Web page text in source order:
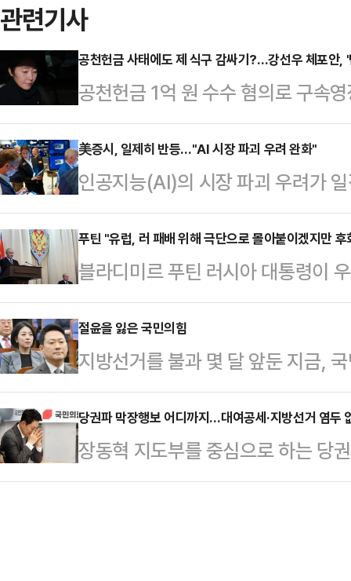
관련기사
공천헌금 사태에도 제 식구 감싸기?…강선우 체포안,
공천헌금 1억 원 수수 혐의로 구속
체포동의안이 가결됐다. 탈당했지
을 감안하면 사실상 여당도 등을
서 발생한 것으로 추측되면서, '제
결을 염두에 둔 동정표가 생각보다
의를 열어 강 의원에 대한 체포동
263명 출석에 찬성 164명, 반대
체포…
美증시, 일제히 반등…"AI 시장 파괴 우려 완화"
인공지능(AI)의 시장 파괴 우려가
성공했다.뉴욕타임스(NYT)에 따
산업평균지수는 24일(현지시간)
른 4만 9174.81에 장을 마쳤다. 대
500지수는 52.36 포인트(0.77%)
닥 종합지수는 236.41(1.04%)포
마감했다.이날 미국 반도체 회사
푸틴 "유럽, 러 패배 위해 극단으로 몰아붙이겠지만 후
블라디미르 푸틴 러시아 대통령이
간) “러시아 패배를 원하는 진영은
타스통신에 따르면 푸틴 대통령은
연설을 통해 “그들은 러시아에 전
원하지만 결국엔 실패할 것”이라며
회할 것”이라고 말했다.그는 영국
려 한다는 러 대외정보국(SVR)의
다른 수단을 동원하려고…
절윤을 잃은 국민의힘
지방선거를 불과 몇 달 앞둔 지금,
다 강성 지지층의 눈치를 먼저 보는
론조사에서도 여당이 40% 안팎의
중반에 머무는 구도가 고착화되고
결과가 반복되고 있다.​​정치는 결국
당권파 막장행보 어디까지…대여공세·지방선거 염두
장동혁 지도부를 중심으로 하는 당
될 조짐에 국민의힘 내부의 한숨이